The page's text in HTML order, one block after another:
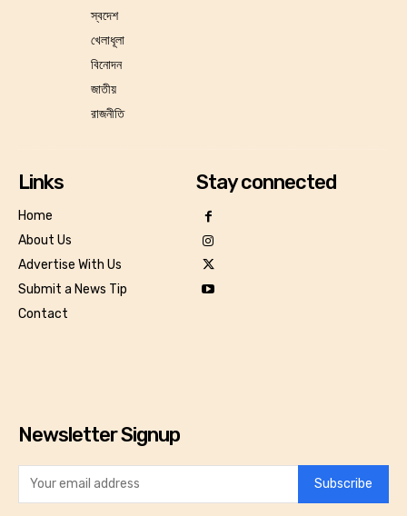
স্বদেশ
খেলাধূলা
বিনোদন
জাতীয়
রাজনীতি
Links
Home
About Us
Advertise With Us
Submit a News Tip
Contact
Stay connected
Newsletter Signup
Subscribe